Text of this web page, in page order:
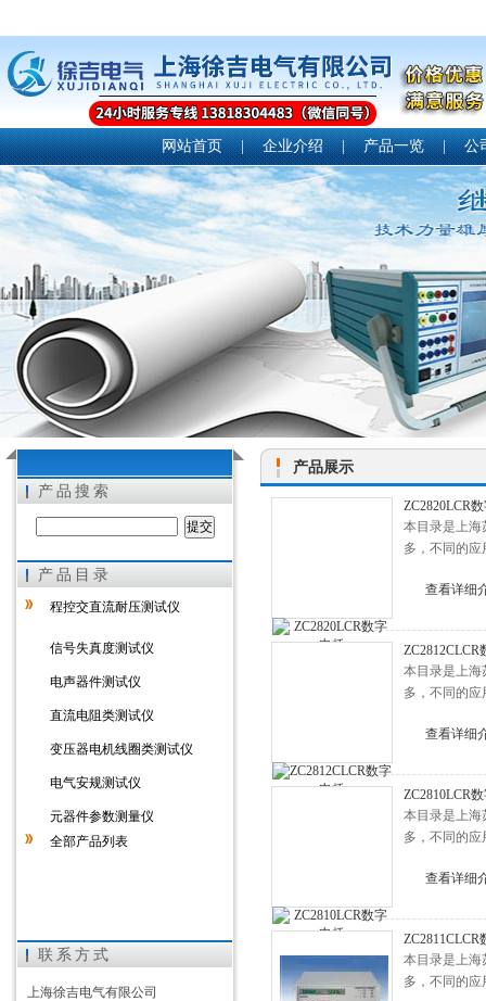
上海徐吉电气有限公司
网站首页 | 企业介绍 | 产品一览 | 公
产品搜索
产品目录
程控交直流耐压测试仪
信号失真度测试仪
电声器件测试仪
直流电阻类测试仪
变压器电机线圈类测试仪
电气安规测试仪
元器件参数测量仪
全部产品列表
联系方式
上海徐吉电气有限公司
产品展示
ZC2820LCR
本目录是上海
多，不同的
查看详细
ZC2812CLCR
本目录是上海
多，不同的
查看详细
ZC2810LCR
本目录是上海
多，不同的
查看详细
ZC2811CLCR
本目录是上海
多，不同的